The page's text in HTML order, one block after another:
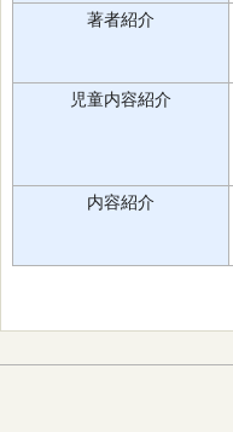
著者紹介
児童内容紹介
内容紹介